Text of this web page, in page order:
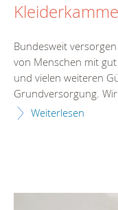
Bundesweit
von Menschen mit
und vielen weiteren
Grundversorgung.
Weiterlesen